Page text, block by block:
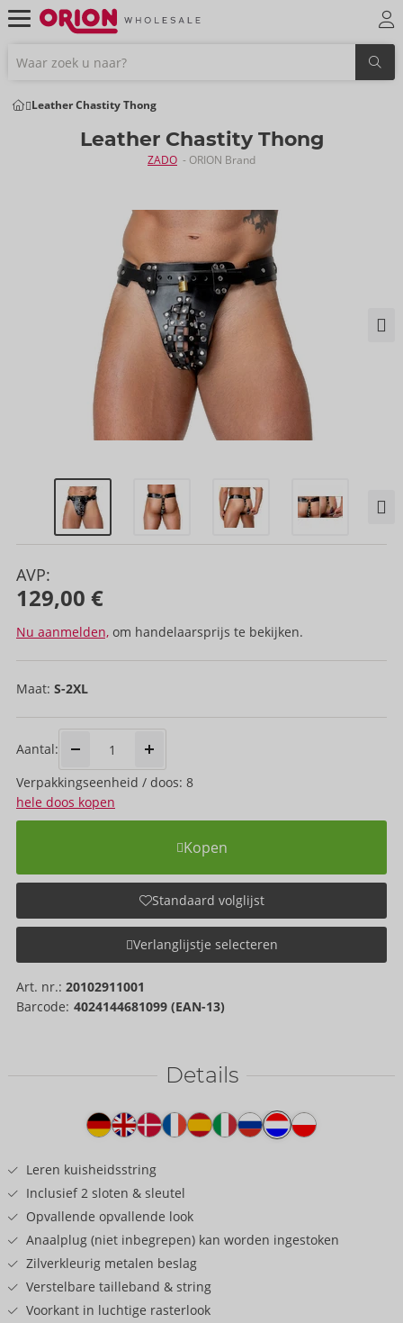
Leather Chastity Thong
Leather Chastity Thong
ZADO - ORION Brand
AVP:
129,00 €
Nu aanmelden, om handelaarsprijs te bekijken.
Maat: S-2XL
Aantal:
Verpakkings­eenheid / doos: 8
hele doos kopen
Kopen
Standaard volglijst
Verlanglijstje selecteren
Art. nr.: 20102911001
Barcode: 4024144681099 (EAN-13)
Details
Producttekst
Leren kuisheidsstring
Inclusief 2 sloten & sleutel
Opvallende opvallende look
Anaalplug (niet inbegrepen) kan worden ingestoken
Zilverkleurig metalen beslag
Verstelbare tailleband & string
Voorkant in luchtige rasterlook